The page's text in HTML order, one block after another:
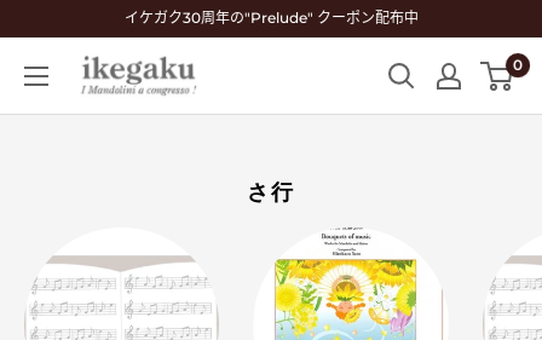
ン
イケガク30周年の"Prelude" クーポン配布中
Mandolin
&
0
さ行